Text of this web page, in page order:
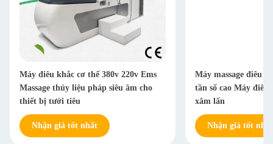
Máy điêu khắc cơ thể 380v 220v Ems
Massage thủy liệu pháp siêu âm cho
thiết bị tưới tiêu
Nhận giá tốt nhất
Máy massage điêu
tần số cao Máy
xâm lấn
Nhận giá tốt nhất